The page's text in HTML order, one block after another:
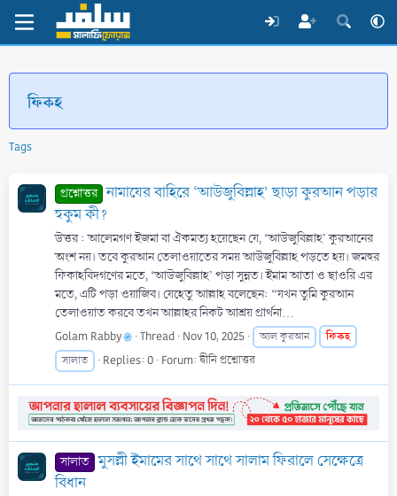
ফিকহ
Tags
প্রশ্নোত্তর নামাযের বাহিরে ‘আউজুবিল্লাহ’ ছাড়া কুরআন পড়ার
হুকুম কী?
উত্তর : আলেমগণ ইজমা বা ঐকমত্য হয়েছেন যে, ‘আউজুবিল্লাহ’ কুরআনের
অংশ নয়। তবে কুরআন তেলাওয়াতের সময় আউজুবিল্লাহ পড়তে হয়। জমহুর
ফিকাহবিদগণের মতে, ‘আউজুবিল্লাহ’ পড়া সুন্নত। ইমাম আতা ও ছাওরি এর
মতে, এটি পড়া ওয়াজিব। যেহেতু আল্লাহ বলেছেন: “যখন তুমি কুরআন
তেলাওয়াত করবে তখন আল্লাহর নিকট আশ্রয় প্রার্থনা...
Golam Rabby Thread Nov 10, 2025 আল কুরআন ফিকহ
সালাত Replies: 0 Forum:দ্বীনি প্রশ্নোত্তর
সালাত মুসল্লী ইমামের সাথে সাথে সালাম ফিরালে সেক্ষেত্রে
বিধান